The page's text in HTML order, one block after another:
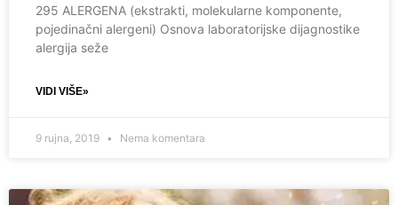
295 ALERGENA (ekstrakti, molekularne komponente,
pojedinačni alergeni) Osnova laboratorijske dijagnostike
alergija seže
VIDI VIŠE»
9 rujna, 2019 Nema komentara